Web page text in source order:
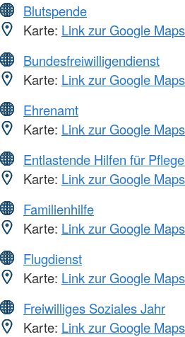
Blutspende
Karte: Link zur Google
Bundesfreiwilligendienst
Karte: Link zur Google
Ehrenamt
Karte: Link zur Google
Entlastende Hilfen für
Karte: Link zur Google
Familienhilfe
Karte: Link zur Google
Flugdienst
Karte: Link zur Google
Freiwilliges Soziales Jahr
Karte: Link zur Google